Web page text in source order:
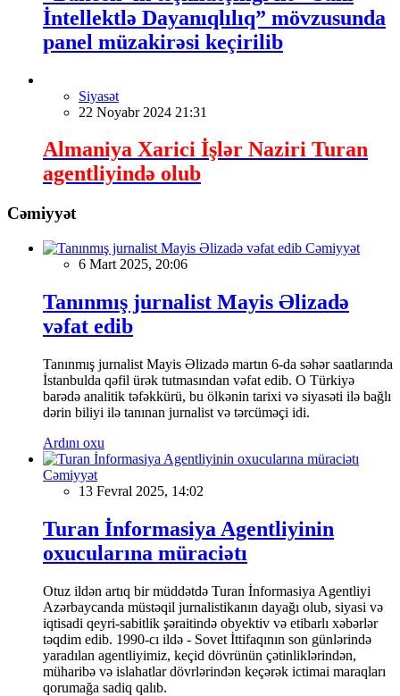
İntellektlə Dayanıqlılıq” mövzusunda
panel müzakirəsi keçirilib
Siyasət
22 Noyabr 2024 21:31
Almaniya Xarici İşlər Naziri Turan
agentliyində olub
Cəmiyyət
Cəmiyyət
6 Mart 2025, 20:06
Tanınmış jurnalist Mayis Əlizadə
vəfat edib
Tanınmış jurnalist Mayis Əlizadə martın 6-da səhər saatlarında
İstanbulda qəfil ürək tutmasından vəfat edib. O Türkiyə
barədə analitik təfəkkürü, bu ölkənin tarixi və siyasəti ilə bağlı
dərin biliyi ilə tanınan jurnalist və tərcüməçi idi.
Ardını oxu
Cəmiyyət
13 Fevral 2025, 14:02
Turan İnformasiya Agentliyinin
oxucularına müraciətı
Otuz ildən artıq bir müddətdə Turan İnformasiya Agentliyi
Azərbaycanda müstəqil jurnalistikanın dayağı olub, siyasi və
iqtisadi qeyri-sabitlik şəraitində obyektiv və etibarlı xəbərlər
təqdim edib. 1990-cı ildə - Sovet İttifaqının son günlərində
yaradılan agentliyimiz, keçid dövrünün çətinliklərindən,
müharibə və islahatlar dövrlərindən keçərək ictimai maraqları
qorumağa sadiq qalıb.